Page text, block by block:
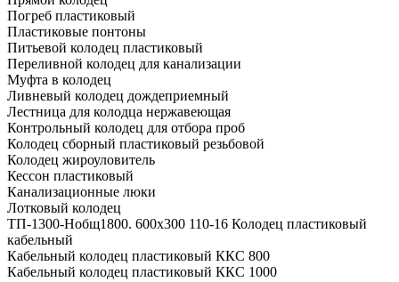
Погреб пластиковый
Пластиковые понтоны
Питьевой колодец пластиковый
Переливной колодец для канализации
Муфта в колодец
Ливневый колодец дождеприемный
Лестница для колодца нержавеющая
Контрольный колодец для отбора проб
Колодец сборный пластиковый резьбовой
Колодец жироуловитель
Кессон пластиковый
Канализационные люки
Лотковый колодец
ТП-1300-Hобщ1800. 600х300 110-16 Колодец пластиковый
кабельный
Кабельный колодец пластиковый ККС 800
Кабельный колодец пластиковый ККС 1000